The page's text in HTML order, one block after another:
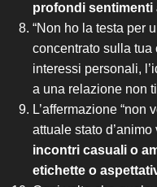
profondi sentimenti
“Non ho la testa per
concentrato sulla tua
interessi personali,
a una relazione non
L’affermazione “non
attuale stato
incontri casuali o
etichette o